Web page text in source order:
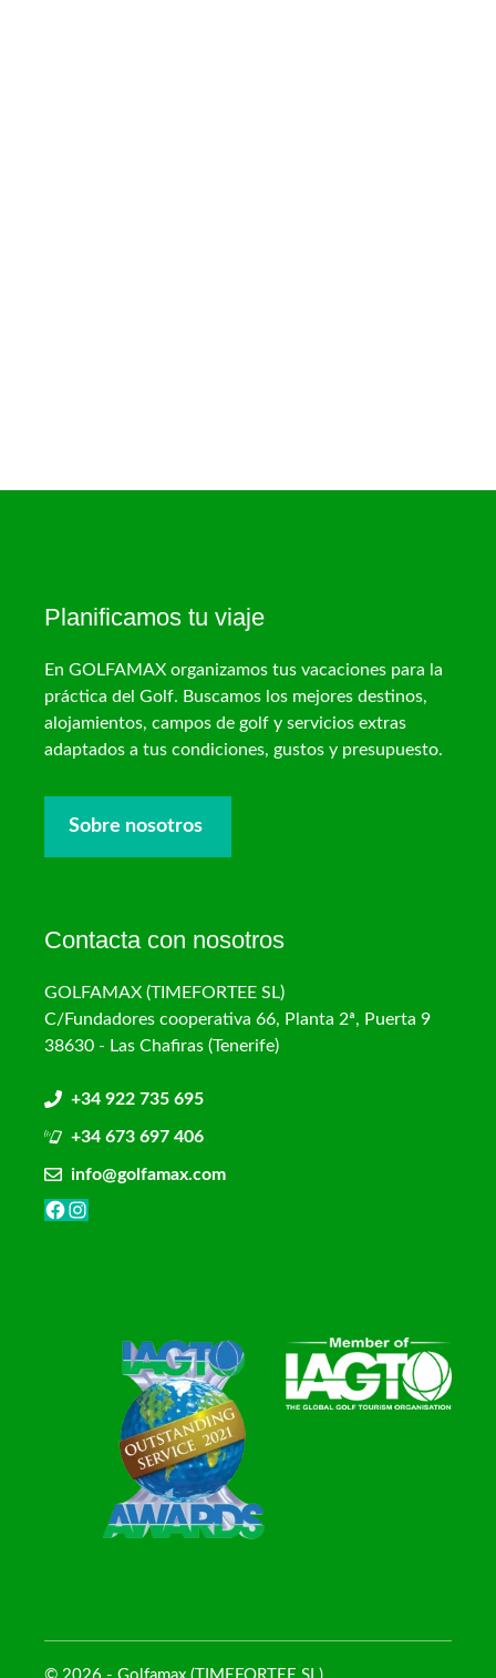
Planificamos tu viaje
En GOLFAMAX organizamos tus vacaciones para la
práctica del Golf. Buscamos los mejores destinos,
alojamientos, campos de golf y servicios extras
adaptados a tus condiciones, gustos y presupuesto.
Sobre nosotros
Contacta con nosotros
GOLFAMAX (TIMEFORTEE SL)
C/Fundadores cooperativa 66, Planta 2ª, Puerta 9
38630 - Las Chafiras (Tenerife)
+34 922 735 695
+34 673 697 406
info@golfamax.com
Facebook
Instagram